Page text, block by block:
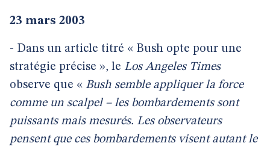
23 mars 2003
- Dans un article titré « Bush opte pour une
stratégie précise », le Los Angeles Times
observe que « Bush semble appliquer la force
comme un scalpel – les bombardements sont
puissants mais mesurés. Les observateurs
pensent que ces bombardements visent autant le